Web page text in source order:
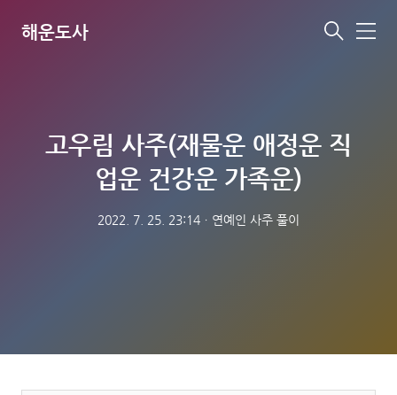
해운도사
메
고우림 사주(재물운 애정운 직
업운 건강운 가족운)
2022. 7. 25. 23:14 ㆍ 연예인 사주 풀이